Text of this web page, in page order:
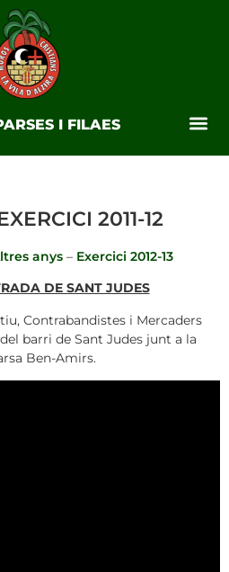
I FILAES
2011-12
anys – Exercici 2012-13
DE SANT JUDES
Contrabandistes i Mercaders
barri de Sant Judes junt a la
Ben-Amirs.